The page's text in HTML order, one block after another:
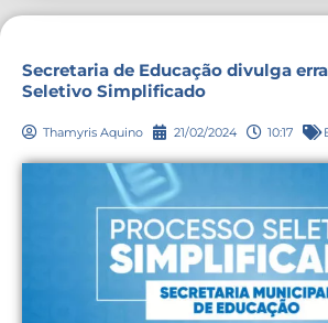
Secretaria de Educação divulga
Seletivo Simplificado
Thamyris Aquino 21/02/2024 10:17